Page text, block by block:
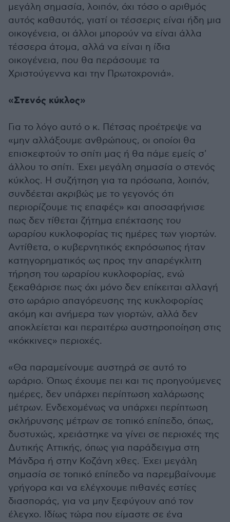
μεγάλη σημασία, λοιπόν, όχι τόσο ο αριθμός
αυτός καθαυτός, γιατί οι τέσσερις είναι ήδη μια
οικογένεια, οι άλλοι μπορούν να είναι άλλα
τέσσερα άτομα, αλλά να είναι η ίδια
οικογένεια, που θα περάσουμε τα
Χριστούγεννα και την Πρωτοχρονιά».
«Στενός κύκλος»
Για το λόγο αυτό ο κ. Πέτσας προέτρεψε να
«μην αλλάξουμε ανθρώπους, οι οποίοι θα
επισκεφτούν το σπίτι μας ή θα πάμε εμείς σ'
άλλου το σπίτι. Έχει μεγάλη σημασία ο στενός
κύκλος. Η συζήτηση για τα πρόσωπα, λοιπόν,
συνδέεται ακριβώς με το γεγονός ότι
περιορίζουμε τις επαφές» και αποσαφήνισε
πως δεν τίθεται ζήτημα επέκτασης του
ωραρίου κυκλοφορίας τις ημέρες των γιορτών.
Αντίθετα, ο κυβερνητικός εκπρόσωπος ήταν
κατηγορηματικός ως προς την απαρέγκλιτη
τήρηση του ωραρίου κυκλοφορίας, ενώ
ξεκαθάρισε πως όχι μόνο δεν επίκειται αλλαγή
στο ωράριο απαγόρευσης της κυκλοφορίας
ακόμη και ανήμερα των γιορτών, αλλά δεν
αποκλείεται και περαιτέρω αυστηροποίηση στις
«κόκκινες» περιοχές.
«Θα παραμείνουμε αυστηρά σε αυτό το
ωράριο. Όπως έχουμε πει και τις προηγούμενες
ημέρες, δεν υπάρχει περίπτωση χαλάρωσης
μέτρων. Ενδεχομένως να υπάρχει περίπτωση
σκλήρυνσης μέτρων σε τοπικό επίπεδο, όπως,
δυστυχώς, χρειάστηκε να γίνει σε περιοχές της
Δυτικής Αττικής, όπως για παράδειγμα στη
Μάνδρα ή στην Κοζάνη χθες. Έχει μεγάλη
σημασία σε τοπικό επίπεδο να παρεμβαίνουμε
γρήγορα και να ελέγχουμε πιθανές εστίες
διασποράς, για να μην ξεφύγουν από τον
έλεγχο. Ιδίως τώρα που είμαστε σε ένα